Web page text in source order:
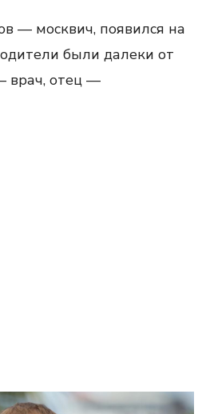
— москвич, появился на
были далеки от
врач, отец —